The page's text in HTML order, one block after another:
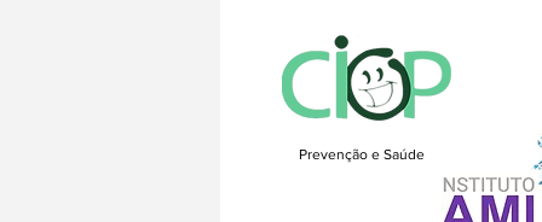
Prevenção e Saúde